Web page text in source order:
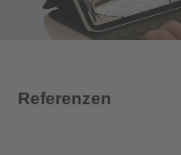
Referenzen